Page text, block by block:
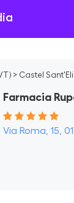
> Castel
Farmacia
Via Roma, 15,